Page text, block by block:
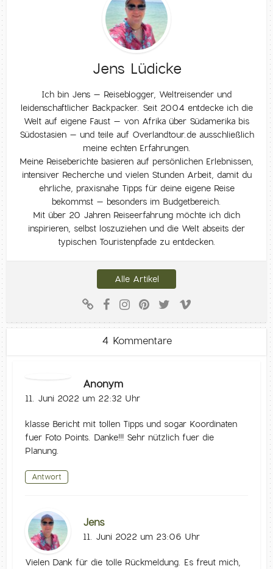
Jens Lüdicke
Ich bin Jens – Reiseblogger, Weltreisender und
leidenschaftlicher Backpacker. Seit 2004 entdecke ich die
Welt auf eigene Faust – von Afrika über Südamerika bis
Südostasien – und teile auf Overlandtour.de ausschließlich
meine echten Erfahrungen.
Meine Reiseberichte basieren auf persönlichen Erlebnissen,
intensiver Recherche und vielen Stunden Arbeit, damit du
ehrliche, praxisnahe Tipps für deine eigene Reise
bekommst – besonders im Budgetbereich.
Mit über 20 Jahren Reiseerfahrung möchte ich dich
inspirieren, selbst loszuziehen und die Welt abseits der
typischen Touristenpfade zu entdecken.
Alle Artikel
4 Kommentare
Anonym
11. Juni 2022 um 22:32 Uhr
klasse Bericht mit tollen Tipps und sogar Koordinaten
fuer Foto Points. Danke!!! Sehr nützlich fuer die
Planung.
Antwort
Jens
11. Juni 2022 um 23:06 Uhr
Vielen Dank für die tolle Rückmeldung. Es freut mich,